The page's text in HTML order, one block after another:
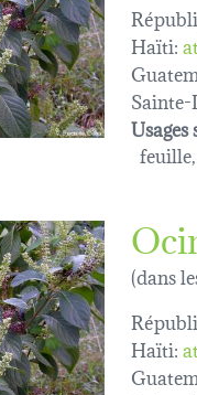
Haïti:
(dans
Haïti: